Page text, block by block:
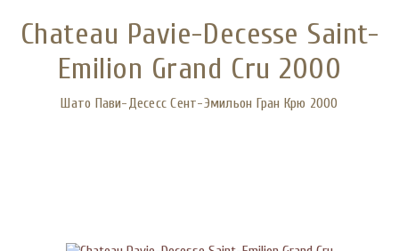
Chateau Pavie-Decesse Saint-
Emilion Grand Cru 2000
Шато Пави-Десесс Сент-Эмильон Гран Крю 2000